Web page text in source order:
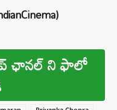
ఛానల్ ని ఫాలో